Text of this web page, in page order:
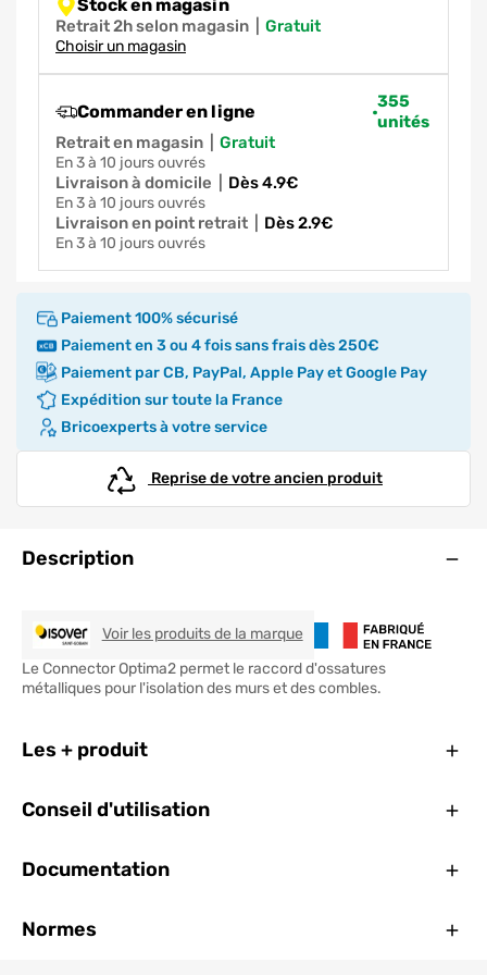
Stock en magasin
Retrait 2h selon magasin gratuit
Choisir un magasin
Commander en ligne
355
unités
Retrait en magasin
gratuit
en 3 à 10 jours ouvrés
Livraison à domicile dès 4.9€
en 3 à 10 jours ouvrés
Livraison en point retrait dès 2.9€
en 3 à 10 jours ouvrés
Paiement 100% sécurisé
Paiement en 3 ou 4 fois sans frais dès 250€
Paiement par CB, PayPal, Apple Pay et Google Pay
Expédition sur toute la France
Bricoexperts à votre service
Reprise de votre ancien produit
Description
Voir les produits de la marqueISOVER
Le Connector Optima2 permet le raccord d'ossatures
métalliques pour l'isolation des murs et des combles.
Les + produit
Conseil d'utilisation
Documentation
Normes